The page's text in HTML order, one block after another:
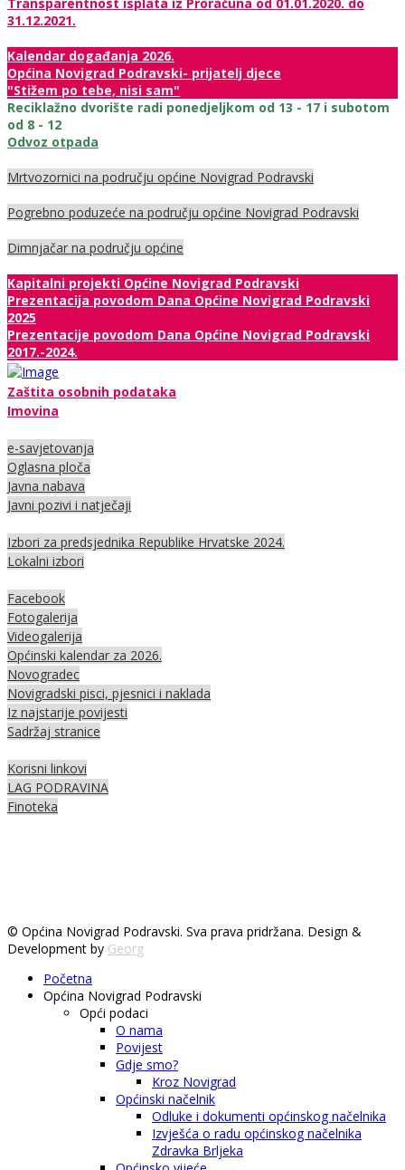
31.12.2021.
Kalendar događanja 2026.
Općina Novigrad Podravski- prijatelj djece
"Stižem po tebe, nisi sam"
Reciklažno dvorište radi ponedjeljkom od 13 - 17 i subotom
od 8 - 12
Odvoz otpada
Mrtvozornici na području općine Novigrad Podravski
Pogrebno poduzeće na području općine Novigrad Podravski
Dimnjačar na području općine
Kapitalni projekti Općine Novigrad Podravski
Prezentacija povodom Dana Općine Novigrad Podravski
2025
Prezentacije povodom Dana Općine Novigrad Podravski
2017.-2024.
Zaštita osobnih podataka
Imovina
e-savjetovanja
Oglasna ploča
Javna nabava
Javni pozivi i natječaji
Izbori za predsjednika Republike Hrvatske 2024.
Lokalni izbori
Facebook
Fotogalerija
Videogalerija
Općinski kalendar za 2026.
Novogradec
Novigradski pisci, pjesnici i naklada
Iz najstarije povijesti
Sadržaj stranice
Korisni linkovi
LAG PODRAVINA
Finoteka
© Općina Novigrad Podravski. Sva prava pridržana. Design &
Development by Georg
Početna
Općina Novigrad Podravski
Opći podaci
O nama
Povijest
Gdje smo?
Kroz Novigrad
Općinski načelnik
Odluke i dokumenti općinskog načelnika
Izvješća o radu općinskog načelnika
Zdravka Brljeka